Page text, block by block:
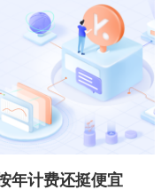
年计费还挺便宜